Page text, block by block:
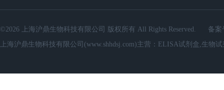
©2026 上海沪鼎生物科技有限公司 版权所有 All Rights Reserved.
备案
上海沪鼎生物科技有限公司(www.shhdsj.com)主营：ELISA试剂盒,生物